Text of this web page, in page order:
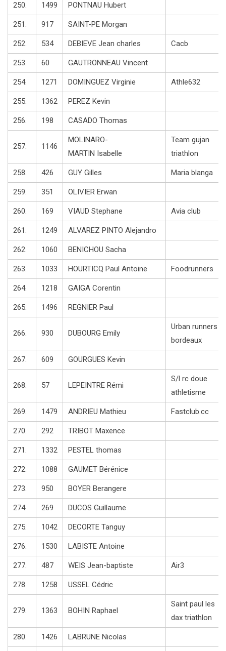
250. 1499 PONTNAU Hubert
251. 917 SAINT-PE Morgan
252. 534 DEBIEVE Jean charles Cacb
253. 60 GAUTRONNEAU Vincent
254. 1271 DOMINGUEZ Virginie Athle632
255. 1362 PEREZ Kevin
256. 198 CASADO Thomas
257. 1146
MOLINARO-
MARTIN Isabelle
Team gujan
triathlon
258. 426 GUY Gilles Maria blanga
259. 351 OLIVIER Erwan
260. 169 VIAUD Stephane Avia club
261. 1249 ALVAREZ PINTO Alejandro
262. 1060 BENICHOU Sacha
263. 1033 HOURTICQ Paul Antoine Foodrunners
264. 1218 GAIGA Corentin
265. 1496 REGNIER Paul
266. 930 DUBOURG Emily
Urban runners
bordeaux
267. 609 GOURGUES Kevin
268. 57 LEPEINTRE Rémi
S/l rc doue
athletisme
269. 1479 ANDRIEU Mathieu Fastclub.cc
270. 292 TRIBOT Maxence
271. 1332 PESTEL thomas
272. 1088 GAUMET Bérénice
273. 950 BOYER Berangere
274. 269 DUCOS Guillaume
275. 1042 DECORTE Tanguy
276. 1530 LABISTE Antoine
277. 487 WEIS Jean-baptiste Air3
278. 1258 USSEL Cédric
279. 1363 BOHIN Raphael
Saint paul les
dax triathlon
280. 1426 LABRUNE Nicolas